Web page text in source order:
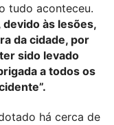
tudo aconteceu.
às lesões,
da cidade, por
sido levado
a todos os
há cerca de